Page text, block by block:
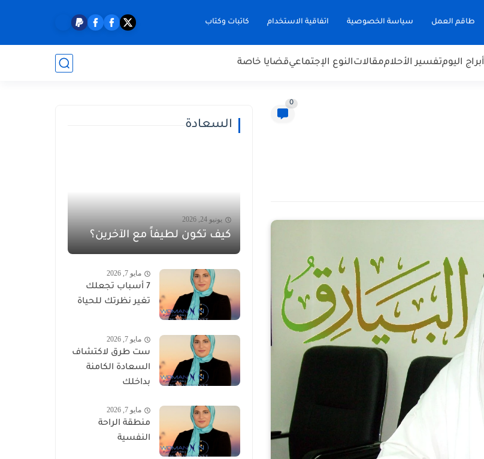
طاقم العمل سياسة الخصوصية اتفاقية الاستخدام كاتبات وكتاب
أبراج اليومتفسير الأحلاممقالاتالنوع الإجتماعيقضايا خاصة
0
السعادة
يونيو 24, 2026
كيف تكون لطيفاً مع الآخرين؟
مايو 7, 2026
7 أسباب تجعلك
تغير نظرتك للحياة
مايو 7, 2026
ست طرق لاكتشاف
السعادة الكامنة
بداخلك
مايو 7, 2026
منطقة الراحة
النفسية